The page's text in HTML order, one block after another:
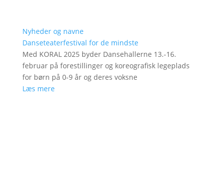
Nyheder og navne
Danseteaterfestival for de mindste
Med KORAL 2025 byder Dansehallerne 13.-16.
februar på forestillinger og koreografisk legeplads
for børn på 0-9 år og deres voksne
Læs mere